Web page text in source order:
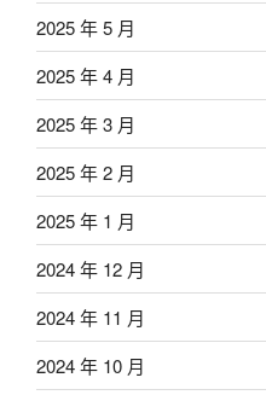
2025 年 5 月
2025 年 4 月
2025 年 3 月
2025 年 2 月
2025 年 1 月
2024 年 12 月
2024 年 11 月
2024 年 10 月